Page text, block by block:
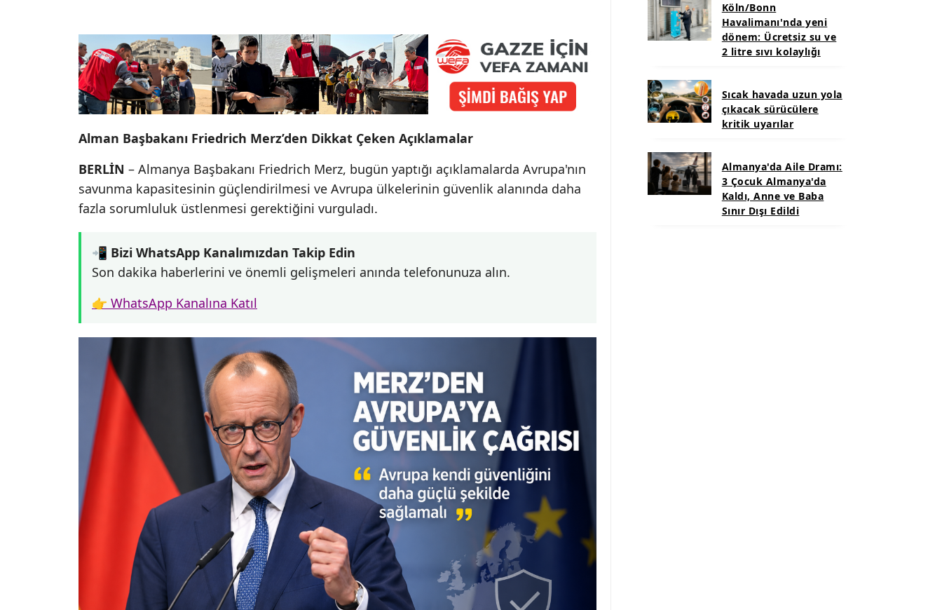
Alman Başbakanı Friedrich Merz’den Dikkat Çeken Açıklamalar
BERLİN – Almanya Başbakanı Friedrich Merz, bugün yaptığı açıklamalarda Avrupa'nın
savunma kapasitesinin güçlendirilmesi ve Avrupa ülkelerinin güvenlik alanında daha
fazla sorumluluk üstlenmesi gerektiğini vurguladı.
📲 Bizi WhatsApp Kanalımızdan Takip Edin
Son dakika haberlerini ve önemli gelişmeleri anında telefonunuza alın.
👉 WhatsApp Kanalına Katıl
Köln/Bonn
Havalimanı'nda yeni
dönem: Ücretsiz su ve
2 litre sıvı kolaylığı
Sıcak havada uzun yola
çıkacak sürücülere
kritik uyarılar
Almanya'da Aile Dramı:
3 Çocuk Almanya'da
Kaldı, Anne ve Baba
Sınır Dışı Edildi